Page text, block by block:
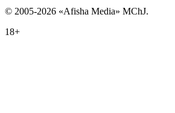
© 2005-2026 «Afisha Media» MChJ.
18+